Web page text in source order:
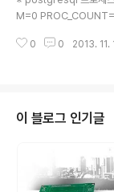
M=0
rint $2}' | while read
0 0 2013. 11.
이 블로그 인기글